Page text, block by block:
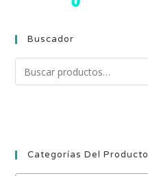
Buscador
Categorías Del Producto